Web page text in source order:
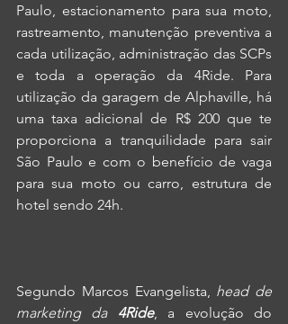
Paulo, estacionamento para sua moto,
rastreamento, manutenção preventiva a
cada utilização, administração das SCPs
e toda a operação da 4Ride. Para
utilização da garagem de Alphaville, há
uma taxa adicional de R$ 200 que te
proporciona a tranquilidade para sair
São Paulo e com o benefício de vaga
para sua moto ou carro, estrutura de
hotel sendo 24h.
Segundo Marcos Evangelista, head de
marketing da 4Ride, a evolução do